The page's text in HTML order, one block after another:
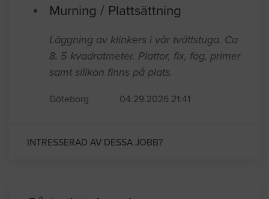
Murning / Plattsättning
Läggning av klinkers i vår tvättstuga. Ca
8. 5 kvadratmeter. Plattor, fix, fog, primer
samt silikon finns på plats.
Göteborg 04.29.2026 21:41
INTRESSERAD AV DESSA JOBB?